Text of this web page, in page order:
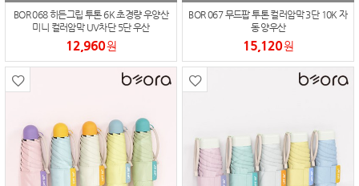
BOR 068 히든그립 투톤 6K 초경량 우양산
미니 컬러암막 UV차단 5단 우산
12,960원
BOR 067 무드팝 투톤 컬러암막 3단 10K 자
동 양우산
15,120원